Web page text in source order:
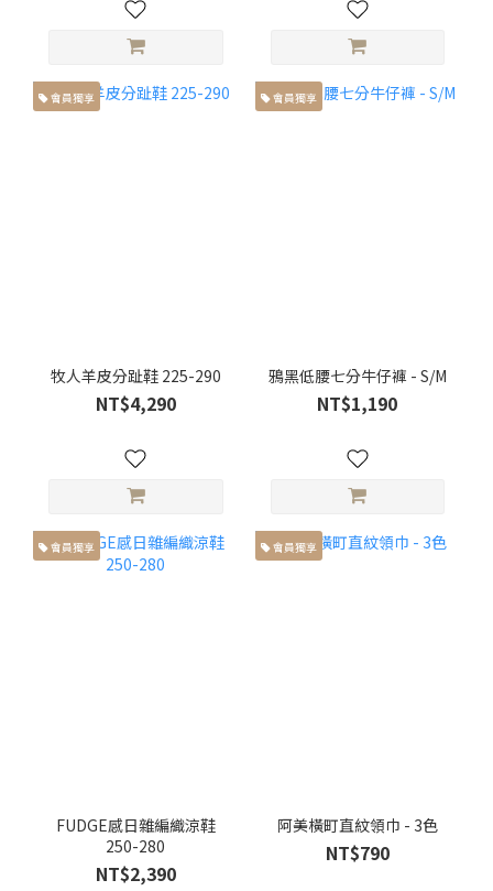
會員獨享
牧人羊皮分趾鞋 225-290
NT$4,290
會員獨享
鴉黑低腰七分牛仔褲 - S/M
NT$1,190
會員獨享
FUDGE感日雜編織涼鞋
250-280
NT$2,390
會員獨享
阿美橫町直紋領巾 - 3色
NT$790